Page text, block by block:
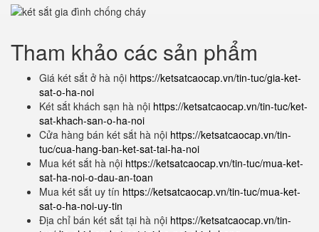
Tham khảo các sản phẩm
Giá két sắt ở hà nội https://ketsatcaocap.vn/tin-tuc/gia-ket-
sat-o-ha-noi
Két sắt khách sạn hà nội https://ketsatcaocap.vn/tin-tuc/ket-
sat-khach-san-o-ha-noi
Cửa hàng bán két sắt hà nội https://ketsatcaocap.vn/tin-
tuc/cua-hang-ban-ket-sat-tai-ha-noi
Mua két sắt hà nội https://ketsatcaocap.vn/tin-tuc/mua-ket-
sat-ha-noi-o-dau-an-toan
Mua két sắt uy tín https://ketsatcaocap.vn/tin-tuc/mua-ket-
sat-o-ha-noi-uy-tin
Địa chỉ bán két sắt tại hà nội https://ketsatcaocap.vn/tin-